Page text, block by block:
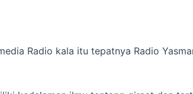
Radio kala itu tepatnya Radio